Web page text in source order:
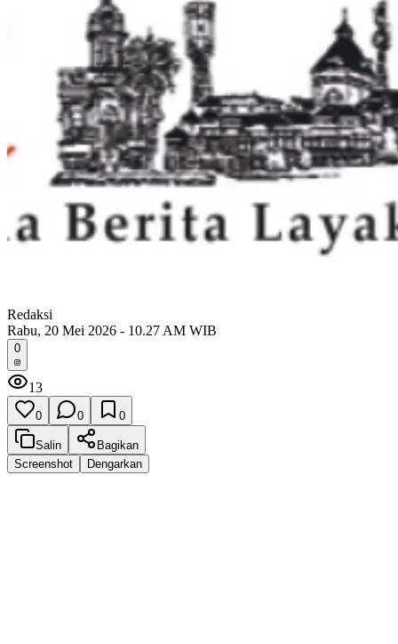
Redaksi
Rabu, 20 Mei 2026 - 10.27 AM WIB
0
13
0 0 0
Salin
Bagikan
Screenshot
Dengarkan